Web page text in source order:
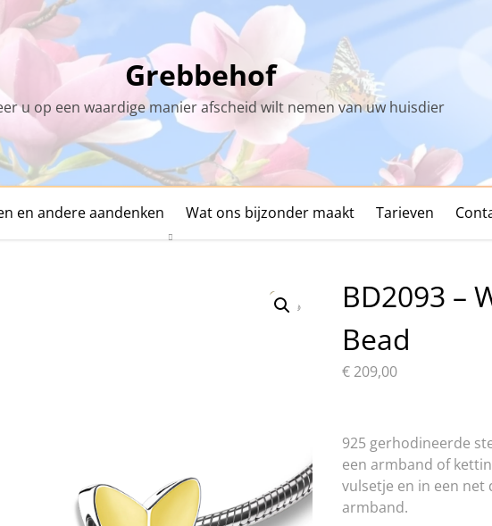
Grebbehof
u op een waardige manier afscheid wilt nemen van uw huisdier
en andere aandenken Wat ons bijzonder maakt Tarieven
BD2093 –
Bead
€ 209,00
925 gerhodineerde
een armband of
vulsetje en in een
armband.